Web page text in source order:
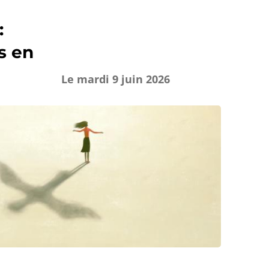
en
Le mardi 9 juin 2026